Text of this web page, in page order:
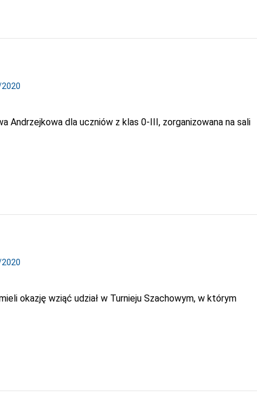
Andrzejkowa dla uczniów z klas 0-III, zorganizowana na sali
okazję wziąć udział w Turnieju Szachowym, w którym